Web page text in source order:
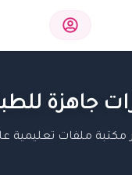
جاهزة
ملفات تعليمية